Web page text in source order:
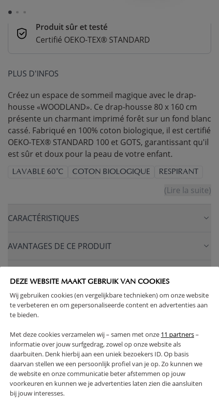
DEZE WEBSITE MAAKT GEBRUIK VAN COOKIES
Wij gebruiken cookies (en vergelijkbare technieken) om onze website
te verbeteren en om gepersonaliseerde content en advertenties aan
te bieden.
Met deze cookies verzamelen wij – samen met onze 11 partners–
informatie over jouw surfgedrag, zowel op onze website als
daarbuiten. Denk hierbij aan een uniek bezoekers ID. Op basis
daarvan stellen we een persoonlijk profiel van je op. Zo kunnen we
de website en onze communicatie beter afstemmen op jouw
voorkeuren en kunnen we je advertenties laten zien die aansluiten
bij jouw interesses.
Produit sûr et testé
Certifié OEKO-TEX® STANDARD
PLUS D'INFOS
Créez un espace de sommeil magique avec le drap-
housse «WOODLAND». Ce drap-housse 80 x 160 cm
présente un charmant imprimé forêt sur un fond blanc
cassé. Fabriqué en 100% coton biologique, il est certifié
OEKO-TEX® STANDARD 100 et GOTS, garantissant qu'il
est sûr et doux pour la peau de votre enfant.
LAVABLE 60°C COTON BIOLOGIQUE RESPIRANT
(Lire la suite)
CARACTÉRISTIQUES
AVANTAGES DE CE PRODUIT
High-contrast mode
SOUVENT ACHETÉS ENSEMBLE